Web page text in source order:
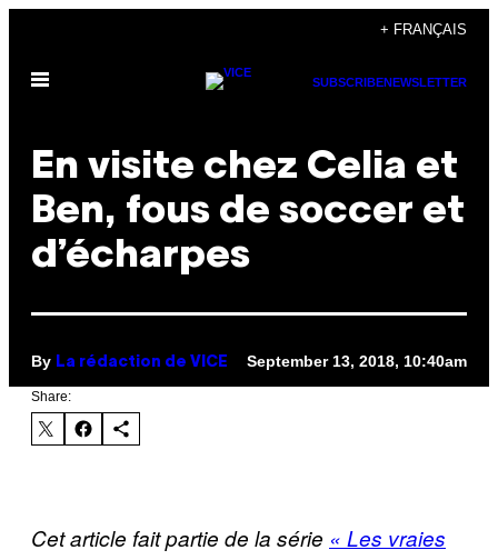
content
+ FRANÇAIS
Open
SUBSCRIBENEWSLETTER
En visite chez Celia et
Ben, fous de soccer et
d’écharpes
By La rédaction de VICE September 13, 2018, 10:40am
Share:
Cet article fait partie de la série « Les vraies